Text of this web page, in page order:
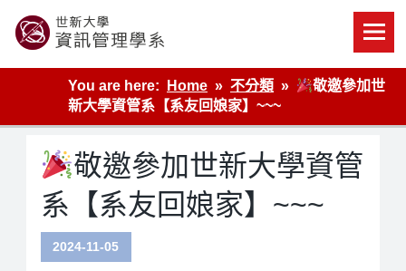
content
世新大學資管系網站
You are here:
Home 不分類
敬邀參加世
新大學資管系【系友回娘家】~~~
敬邀參加世新大學資管
系【系友回娘家】~~~
2024-11-05